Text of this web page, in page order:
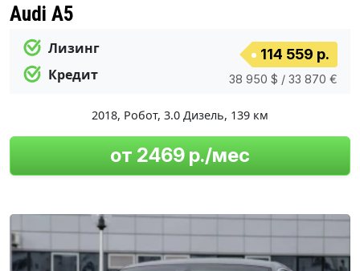
Audi A5
Лизинг
Кредит
114 559 р.
38 950 $ / 33 870 €
2018, Робот, 3.0 Дизель, 139 км
от 2469 р./мес